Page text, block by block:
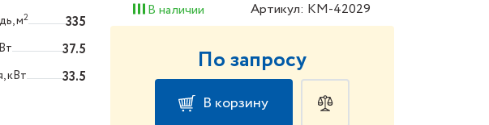
м2 335
37.5
кВт
33.5
В наличии Артикул: КМ-42029
По запросу
В корзину